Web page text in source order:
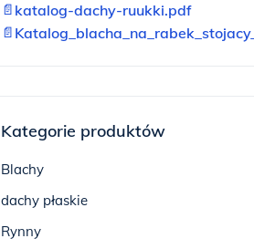
📄 katalog-dachy-ruukki.pdf
📄
Kategorie produktów
Blachy
dachy płaskie
Rynny